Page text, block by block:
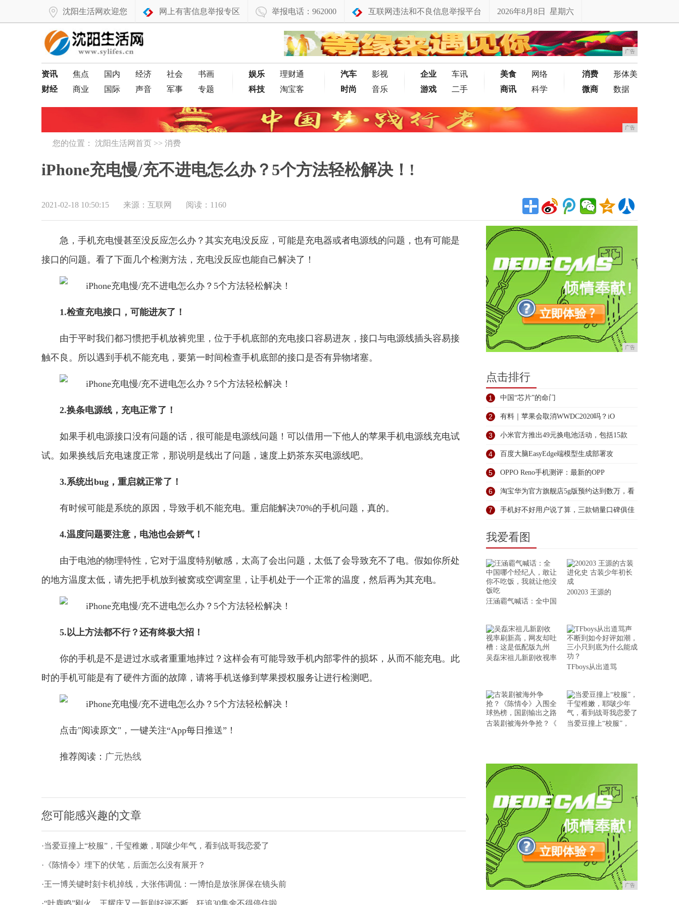
沈阳生活网欢迎您 网上有害信息举报专区 举报电话：962000 互联网违法和不良信息举报平台 2026年8月8日 星期六
广告
资讯 焦点 国内 经济 社会
书画
财经
商业 国际 声音 军事 专题
娱乐
理财通
科技
淘宝客
汽车
影视
时尚
音乐
企业
车讯
游戏
二手
美食
网络
商讯
科学
消费
形体美
微商
数据
广告
您的位置： 沈阳生活网首页 >> 消费
iPhone充电慢/充不进电怎么办？5个方法轻松解决！!
2021-02-18 10:50:15 来源：互联网 阅读：1160
急，手机充电慢甚至没反应怎么办？其实充电没反应，可能是充电器或者电源线的问题，也有可能是
接口的问题。看了下面几个检测方法，充电没反应也能自己解决了！
1.检查充电接口，可能进灰了！
由于平时我们都习惯把手机放裤兜里，位于手机底部的充电接口容易进灰，接口与电源线插头容易接
触不良。所以遇到手机不能充电，要第一时间检查手机底部的接口是否有异物堵塞。
2.换条电源线，充电正常了！
如果手机电源接口没有问题的话，很可能是电源线问题！可以借用一下他人的苹果手机电源线充电试
试。如果换线后充电速度正常，那说明是线出了问题，速度上奶茶东买电源线吧。
3.系统出bug，重启就正常了！
有时候可能是系统的原因，导致手机不能充电。重启能解决70%的手机问题，真的。
4.温度问题要注意，电池也会娇气！
由于电池的物理特性，它对于温度特别敏感，太高了会出问题，太低了会导致充不了电。假如你所处
的地方温度太低，请先把手机放到被窝或空调室里，让手机处于一个正常的温度，然后再为其充电。
5.以上方法都不行？还有终极大招！
你的手机是不是进过水或者重重地摔过？这样会有可能导致手机内部零件的损坏，从而不能充电。此
时的手机可能是有了硬件方面的故障，请将手机送修到苹果授权服务让进行检测吧。
点击"阅读原文"，一键关注“App每日推送”！
推荐阅读： 广元热线
您可能感兴趣的文章
·当爱豆撞上“校服”，千玺稚嫩，耶啵少年气，看到战哥我恋爱了
·《陈情令》埋下的伏笔，后面怎么没有展开？
·王一博关键时刻卡机掉线，大张伟调侃：一博怕是放张屏保在镜头前
·“叶鹿鸣”刚火，王耀庆又一新剧好评不断，狂追30集舍不得停住啦
广告
点击排行
1 中国“芯片”的命门
2 有料｜苹果会取消WWDC2020吗？iO
3 小米官方推出49元换电池活动，包括15款
4 百度大脑EasyEdge端模型生成部署攻
5 OPPO Reno手机测评：最新的OPP
6 淘宝华为官方旗舰店5g版预约达到数万，看
7 手机好不好用户说了算，三款销量口碑俱佳
我爱看图
汪涵霸气喊话：全中国
200203 王源的
吴磊宋祖儿新剧收视率
TFboys从出道骂
古装剧被海外争抢？《 当爱豆撞上“校服”，
广告